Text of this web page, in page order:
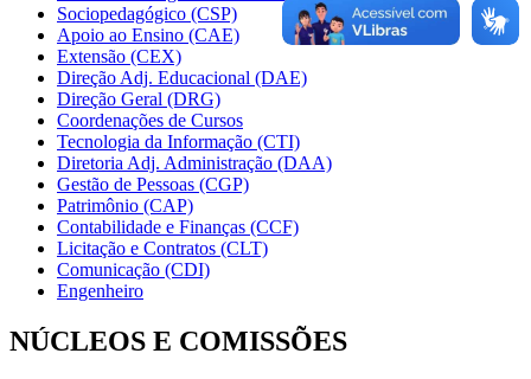
Sociopedagógico (CSP)
Apoio ao Ensino (CAE)
Extensão (CEX)
Direção Adj. Educacional (DAE)
Direção Geral (DRG)
Coordenações de Cursos
Tecnologia da Informação (CTI)
Diretoria Adj. Administração (DAA)
Gestão de Pessoas (CGP)
Patrimônio (CAP)
Contabilidade e Finanças (CCF)
Licitação e Contratos (CLT)
Comunicação (CDI)
Engenheiro
NÚCLEOS E COMISSÕES